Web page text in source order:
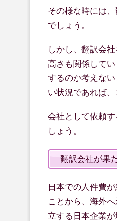
その様な時には
でしょう。
しかし、翻訳会
高さも関係して
するのか考えな
い状況であれば
会社として依頼
しょう。
翻訳会社が果
日本での人件費
ことから、海外
立する日本企業